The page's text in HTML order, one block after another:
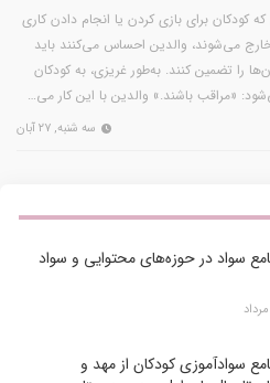
کودکان برای بازی کردن یا انجام دادن کاری
خارج می‌شوند، والدین احساس می‌کنند باید
را تضمین کنند. به‌طور غریزی، به کودکان
«مراقب باشند.» والدین با این کار می…
سه شنبه, ۲۷ آبان
سواد در حوزه‌های محتوایی و سواد
سوادآموزی کودکان از مهد و